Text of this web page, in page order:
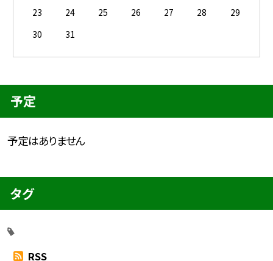
23
24 25 26 27 28
29
30
31
予定
予定はありません
タグ
RSS